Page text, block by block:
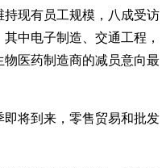
现有员工规模，八成受访
中电子制造、交通工程，
医药制造商的减员意向最
将到来，零售贸易和批发